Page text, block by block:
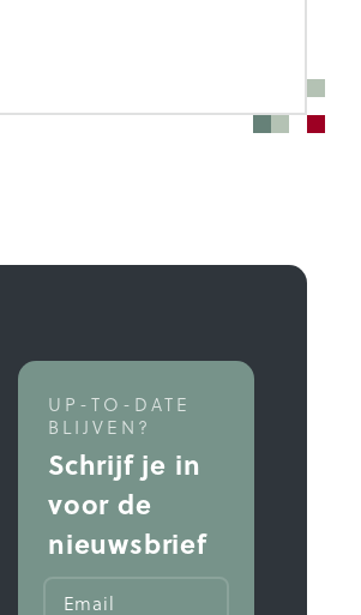
UP-TO-DATE
BLIJVEN?
Schrijf je in
voor de
nieuwsbrief